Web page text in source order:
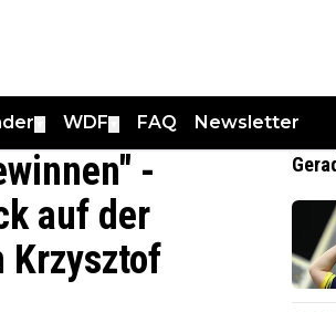
WDF FAQ Newsletter
-
auf der
Krzysztof